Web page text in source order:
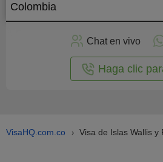
Colombia
Chat en vivo
Haga clic
VisaHQ.com.co › Visa de Islas Wallis y